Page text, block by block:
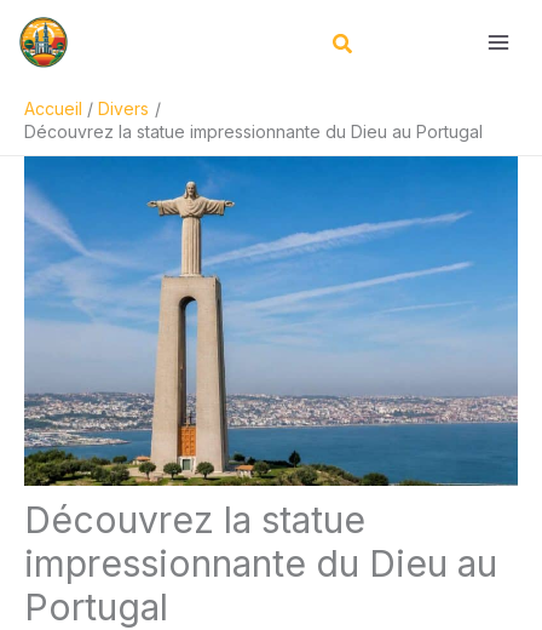
Accueil
Divers
Découvrez la statue impressionnante du Dieu au Portugal
Découvrez la statue
impressionnante du Dieu au
Portugal
R
e
h
r
c
e
r